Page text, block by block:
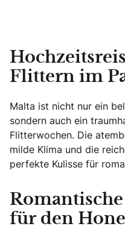
Flittern im
Malta ist nicht nur ein
sondern auch ein
Flitterwochen. Die
milde Klima und die
perfekte Kulisse für
für den